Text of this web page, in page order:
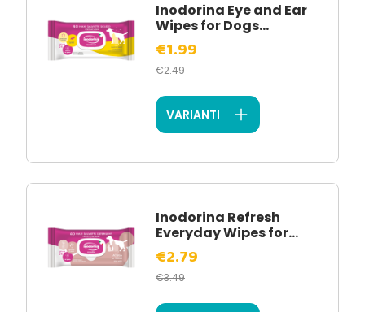
Inodorina Eye and Ear
Wipes for Dogs...
€1.99
€2.49
VARIANTI
Inodorina Refresh
Everyday Wipes for...
€2.79
€3.49